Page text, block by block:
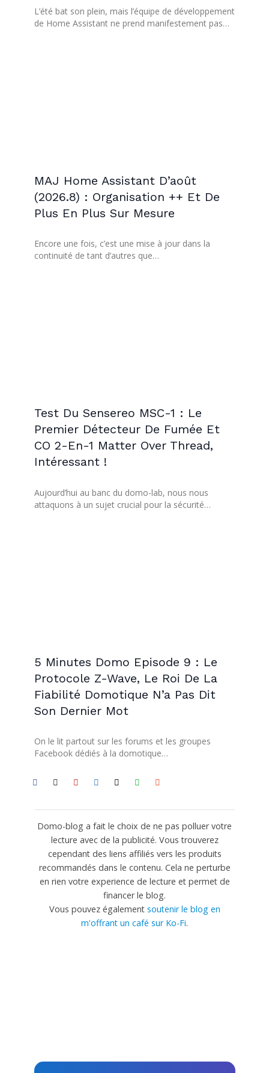
L’été bat son plein, mais l’équipe de développement
de Home Assistant ne prend manifestement pas…
MAJ Home Assistant D’août
(2026.8) : Organisation ++ Et De
Plus En Plus Sur Mesure
Encore une fois, c’est une mise à jour dans la
continuité de tant d’autres que…
Test Du Sensereo MSC-1 : Le
Premier Détecteur De Fumée Et
CO 2-En-1 Matter Over Thread,
Intéressant !
Aujourd’hui au banc du domo-lab, nous nous
attaquons à un sujet crucial pour la sécurité…
5 Minutes Domo Episode 9 : Le
Protocole Z-Wave, Le Roi De La
Fiabilité Domotique N’a Pas Dit
Son Dernier Mot
On le lit partout sur les forums et les groupes
Facebook dédiés à la domotique…
Domo-blog a fait le choix de ne pas polluer votre
lecture avec de la publicité. Vous trouverez
cependant des liens affiliés vers les produits
recommandés dans le contenu. Cela ne perturbe
en rien votre experience de lecture et permet de
financer le blog.
Vous pouvez également soutenir le blog en
m'offrant un café sur Ko-Fi.